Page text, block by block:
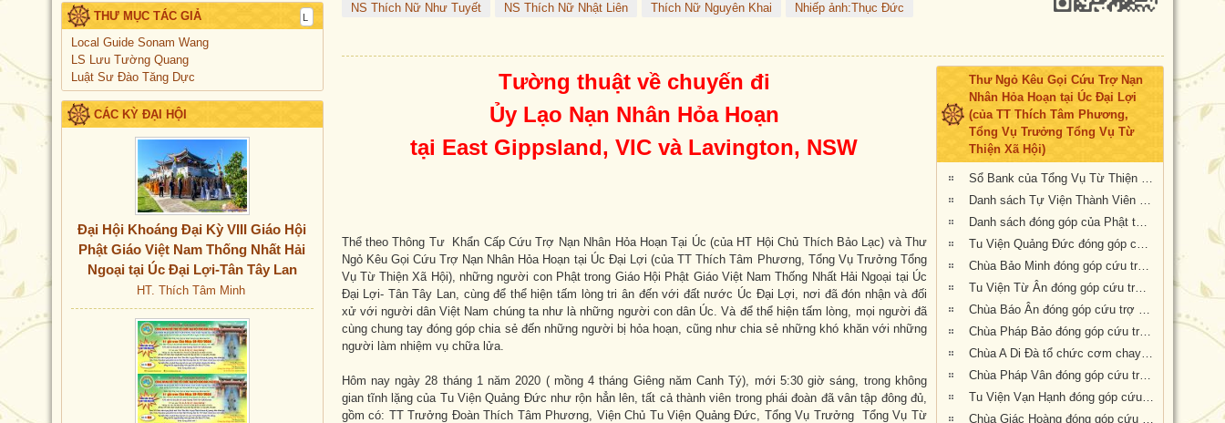
THƯ MỤC TÁC GIẢ
Local Guide Sonam Wang
LS Lưu Tường Quang
Luật Sư Đào Tăng Dực
CÁC KỲ ĐẠI HỘI
Đại Hội Khoáng Đại Kỳ VIII Giáo Hội
Phật Giáo Việt Nam Thống Nhất Hải
Ngoại tại Úc Đại Lợi-Tân Tây Lan
HT. Thích Tâm Minh
NS Thích Nữ Như Tuyết
NS Thích Nữ Nhật Liên Thích Nữ Nguyên Khai Nhiếp ảnh:Thục Đức
Thư Ngỏ Kêu Gọi Cứu Trợ Nạn
Nhân Hỏa Hoạn tại Úc Đại Lợi
(của TT Thích Tâm Phương,
Tổng Vụ Trưởng Tổng Vụ Từ
Thiện Xã Hội)
Sổ Bank của Tổng Vụ Từ Thiện Xã Hội của Giáo Hội Phật Giáo Việt Nam Thống Nhất Hải Ngoại tại Úc Đại Lợi- Tân Tây Lan
Danh sách Tự Viện Thành Viên Giáo Hội đóng góp cứu trợ nạn nhân hỏa hoạn tại Úc
Danh sách đóng góp của Phật tử Bắc Úc
Tu Viện Quảng Đức đóng góp cứu trợ nạn nhân hỏa hoạn tại Úc Châu
Chùa Bảo Minh đóng góp cứu trợ nạn nhân hỏa hoạn tại Úc
Tu Viện Từ Ân đóng góp cứu trợ nạn nhân hỏa hoạn tại Úc
Chùa Báo Ân đóng góp cứu trợ nạn nhân hỏa hoạn tại Úc
Chùa Pháp Bảo đóng góp cứu trợ nạn nhân hỏa hoạn tại Úc
Chùa A Di Đà tổ chức cơm chay gây quỹ cứu trợ cháy rừng tại Úc châu (19.01.2020) 19/1/2020
Chùa Pháp Vân đóng góp cứu trợ nạn nhân cháy rừng tại Úc Châu
Tu Viện Vạn Hạnh đóng góp cứu trợ nạn nhân cháy rừng tại Úc Châu
Chùa Giác Hoàng đóng góp cứu trợ nạn nhân hỏa hoạn tại Úc Châu
Tường thuật về chuyến đi
Ủy Lạo Nạn Nhân Hỏa Hoạn
tại East Gippsland, VIC và Lavington, NSW
Thể theo Thông Tư Khẩn Cấp Cứu Trợ Nạn Nhân Hỏa Hoạn Tại Úc (của HT Hội Chủ Thích Bảo Lạc) và Thư
Ngỏ Kêu Gọi Cứu Trợ Nạn Nhân Hỏa Hoạn tại Úc Đại Lợi (của TT Thích Tâm Phương, Tổng Vụ Trưởng Tổng
Vụ Từ Thiện Xã Hội), những người con Phật trong Giáo Hội Phật Giáo Việt Nam Thống Nhất Hải Ngoại tại Úc
Đại Lợi- Tân Tây Lan, cùng để thể hiện tấm lòng tri ân đến với đất nước Úc Đại Lợi, nơi đã đón nhận và đối
xử với người dân Việt Nam chúng ta như là những người con dân Úc. Và để thể hiện tấm lòng, mọi người đã
cùng chung tay đóng góp chia sẻ đến những người bị hỏa hoạn, cũng như chia sẻ những khó khăn với những
người làm nhiệm vụ chữa lửa.
Hôm nay ngày 28 tháng 1 năm 2020 ( mồng 4 tháng Giêng năm Canh Tý), mới 5:30 giờ sáng, trong không
gian tĩnh lặng của Tu Viện Quảng Đức như rộn hẳn lên, tất cả thành viên trong phái đoàn đã vân tập đông đủ,
gồm có: TT Trưởng Đoàn Thích Tâm Phương, Viện Chủ Tu Viện Quảng Đức, Tổng Vụ Trưởng Tổng Vụ Từ